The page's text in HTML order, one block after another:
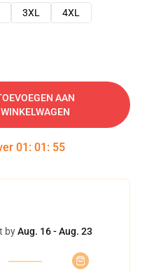
3XL
4XL
AAN
WINKELWAGEN
01 : 01 : 54
byAug. 16 - Aug. 23